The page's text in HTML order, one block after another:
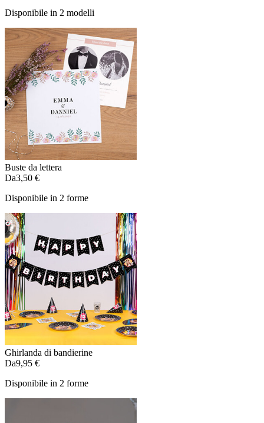
Disponibile in 2 modelli
Buste da lettera
Da3,50 €
Disponibile in 2 forme
Ghirlanda di bandierine
Da9,95 €
Disponibile in 2 forme